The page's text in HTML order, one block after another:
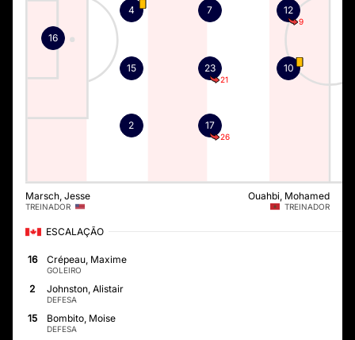
16
2
15
4
17
26
23
21
7
10
12
9
Marsch, Jesse
TREINADOR
Ouahbi, Mohamed
TREINADOR
ESCALAÇÃO
16 Crépeau, Maxime
GOLEIRO
2 Johnston, Alistair
DEFESA
15 Bombito, Moise
DEFESA